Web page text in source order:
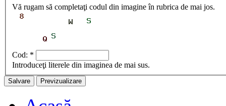
Vă rugam să completaţi codul din imagine în rubrica de mai jos.
Cod: *
Introduceţi literele din imaginea de mai sus.